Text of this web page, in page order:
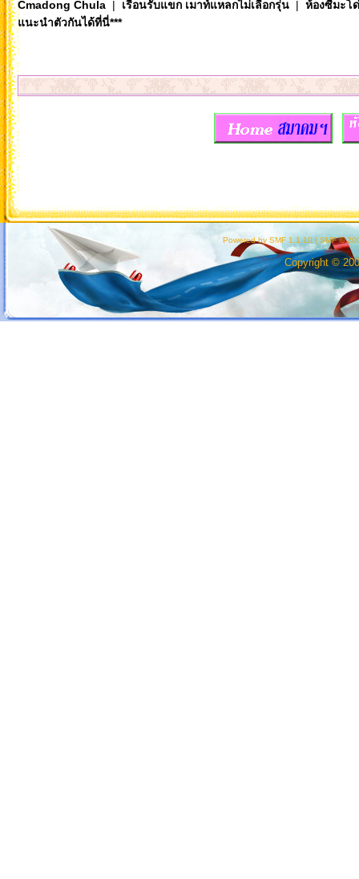
Cmadong Chula| เรือนรับแขก เมาท์แหลกไม่เลือกรุ่น| ห้องซีมะโ
แนะนำตัวกันได้ที่นี่***
Powered by SMF 1.1.10 | SMF ©
Copyright ©